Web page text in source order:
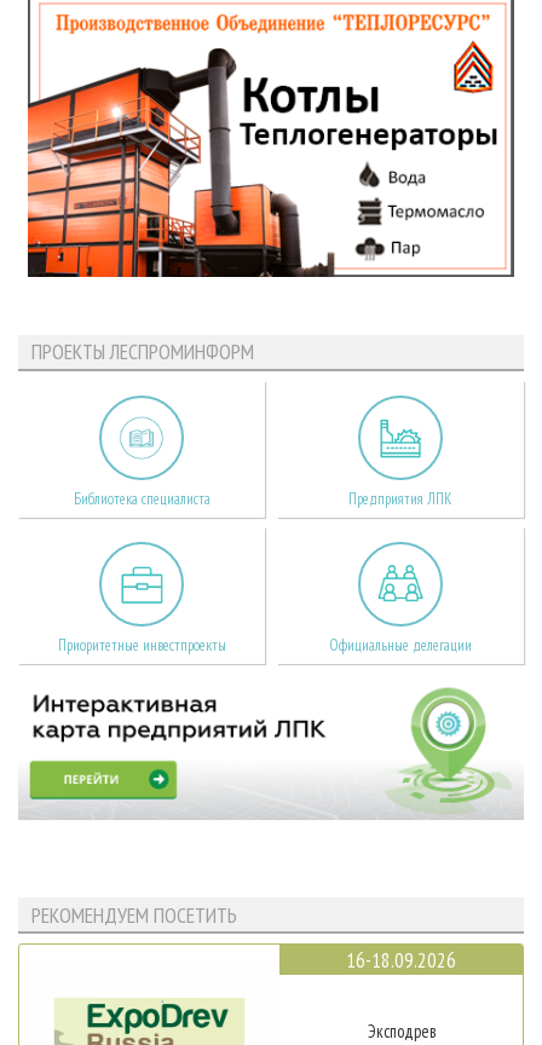
ПРОЕКТЫ ЛЕСПРОМИНФОРМ
Библиотека специалиста Предприятия ЛПК
Приоритетные инвестпроекты Официальные делегации
РЕКОМЕНДУЕМ ПОСЕТИТЬ
16-18.09.2026
Эксподрев